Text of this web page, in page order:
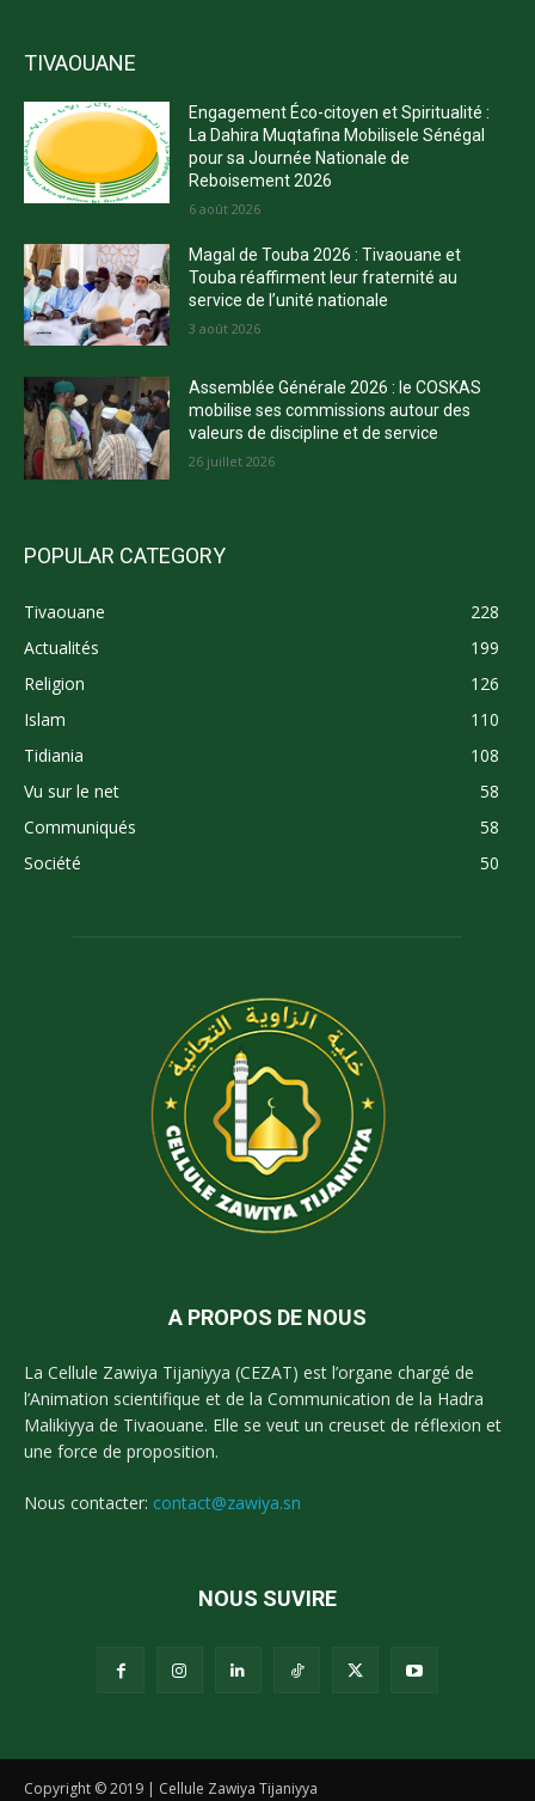
TIVAOUANE
Engagement Éco-citoyen et Spiritualité :
La Dahira Muqtafina Mobilisele Sénégal
pour sa Journée Nationale de
Reboisement 2026
6 août 2026
Magal de Touba 2026 : Tivaouane et
Touba réaffirment leur fraternité au
service de l’unité nationale
3 août 2026
Assemblée Générale 2026 : le COSKAS
mobilise ses commissions autour des
valeurs de discipline et de service
26 juillet 2026
POPULAR CATEGORY
Tivaouane
228
Actualités
199
Religion
126
Islam
110
Tidiania
108
Vu sur le net
58
Communiqués
58
Société
50
A PROPOS DE NOUS
La Cellule Zawiya Tijaniyya (CEZAT) est l’organe chargé de
l’Animation scientifique et de la Communication de la Hadra
Malikiyya de Tivaouane. Elle se veut un creuset de réflexion et
une force de proposition.
Nous contacter: contact@zawiya.sn
NOUS SUVIRE
Copyright © 2019 | Cellule Zawiya Tijaniyya